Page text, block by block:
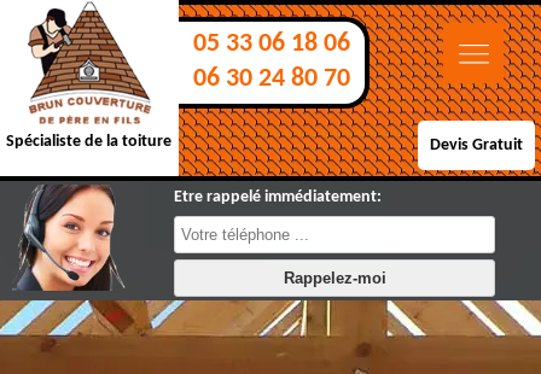
Spécialiste de la toiture
05 33 06 18 06
06 30 24 80 70
Devis Gratuit
Etre rappelé immédiatement: